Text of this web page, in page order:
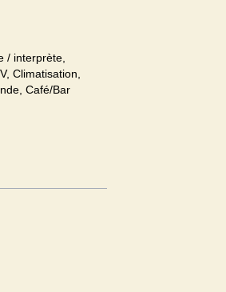
/ interprète,
Climatisation,
Café/Bar